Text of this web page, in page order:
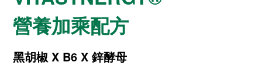
營養加乘配方
黑胡椒 X B6 X 鋅酵母